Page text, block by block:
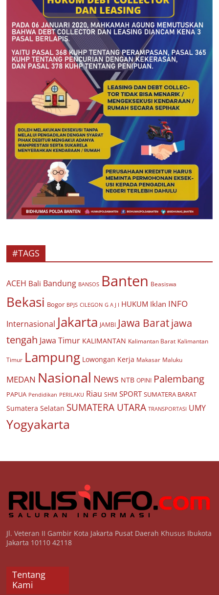
#TAGS
ACEH Bali Bandung BANSOS Banten Beasiswa
Bekasi Bogor BPJS CILEGON G A J I HUKUM Iklan INFO
Internasional Jakarta JAMBI Jawa Baratjawa
tengah Jawa Timur KALIMANTAN Kalimantan Barat Kalimantan
Timur Lampung Lowongan Kerja Makasar Maluku
MEDAN Nasional News NTB OPINI Palembang
PAPUA Pendidikan PERILAKU Riau SHM SPORT SUMATERA BARAT
Sumatera Selatan SUMATERA UTARA TRANSPORTASI UMY
Yogyakarta
Jl. Veteran II Gambir Kota Jakarta Pusat Daerah Khusus Ibukota
Jakarta 10110 42118
Tentang
Kami